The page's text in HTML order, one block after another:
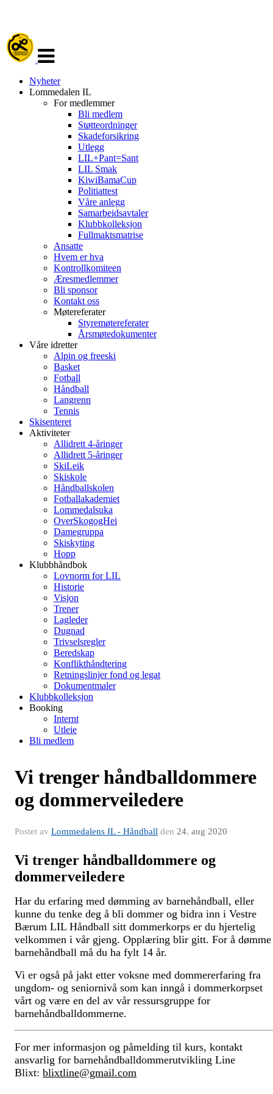
navigasjon
Nyheter
Lommedalen IL
For medlemmer
Bli medlem
Støtteordninger
Skadeforsikring
Utlegg
LIL+Pant=Sant
LIL Smak
KiwiBamaCup
Politiattest
Våre anlegg
Samarbeidsavtaler
Klubbkolleksjon
Fullmaktsmatrise
Ansatte
Hvem er hva
Kontrollkomiteen
Æresmedlemmer
Bli sponsor
Kontakt oss
Møtereferater
Styremøtereferater
Årsmøtedokumenter
Våre idretter
Alpin og freeski
Basket
Fotball
Håndball
Langrenn
Tennis
Skisenteret
Aktiviteter
Allidrett 4-åringer
Allidrett 5-åringer
SkiLeik
Skiskole
Håndballskolen
Fotballakademiet
Lommedalsuka
OverSkogogHei
Damegruppa
Skiskyting
Hopp
Klubbhåndbok
Lovnorm for LIL
Historie
Visjon
Trener
Lagleder
Dugnad
Trivselsregler
Beredskap
Konflikthåndtering
Retningslinjer fond og legat
Dokumentmaler
Klubbkolleksjon
Booking
Internt
Utleie
Bli medlem
Vi trenger håndballdommere
og dommerveiledere
Postet av Lommedalens IL - Håndball den 24. aug 2020
Vi trenger håndballdommere og
dommerveiledere
Har du erfaring med dømming av barnehåndball, eller
kunne du tenke deg å bli dommer og bidra inn i Vestre
Bærum LIL Håndball sitt dommerkorps er du hjertelig
velkommen i vår gjeng. Opplæring blir gitt. For å dømme
barnehåndball må du ha fylt 14 år.
Vi er også på jakt etter voksne med dommererfaring fra
ungdom- og seniornivå som kan inngå i dommerkorpset
vårt og være en del av vår ressursgruppe for
barnehåndballdommerne.
For mer informasjon og påmelding til kurs, kontakt
ansvarlig for barnehåndballdommerutvikling Line
Blixt: blixtline@gmail.com